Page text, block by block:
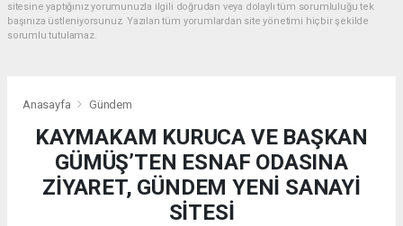
sitesine yaptığınız yorumunuzla ilgili doğrudan veya dolaylı tüm sorumluluğu tek
başınıza üstleniyorsunuz. Yazılan tüm yorumlardan site yönetimi hiçbir şekilde
sorumlu tutulamaz.
Anasayfa Gündem
KAYMAKAM KURUCA VE BAŞKAN
GÜMÜŞ’TEN ESNAF ODASINA
ZİYARET, GÜNDEM YENİ SANAYİ
SİTESİ